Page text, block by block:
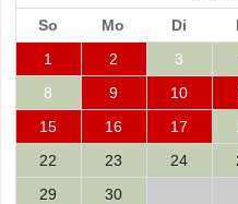
So Mo Di
1
2 3
8
9 10
15
16 17
22
23 24
29
30